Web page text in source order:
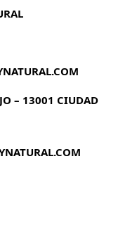
– 13001 CIUDAD